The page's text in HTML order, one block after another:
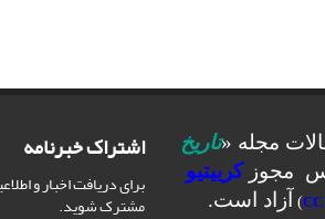
مجله «تاریخ
مجوزکرییتیو
) آزاد است.
اشتراک خبرنامه
برای دریافت اخبار و
مشترک شوید.